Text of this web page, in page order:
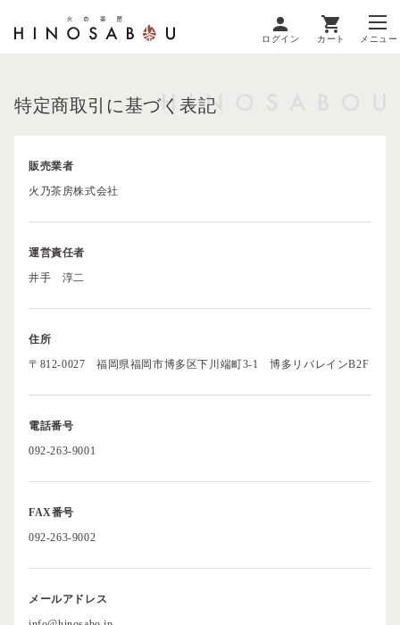
ログイン カート メニュー
特定商取引に基づく表記
販売業者
火乃茶房株式会社
運営責任者
井手 淳二
住所
〒812-0027 福岡県福岡市博多区下川端町3-1 博多リバレインB2F
電話番号
092-263-9001
FAX番号
092-263-9002
メールアドレス